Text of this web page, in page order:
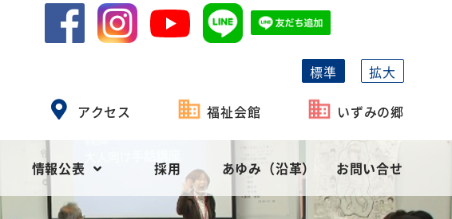
標準 拡大
アクセス 福祉会館 いずみの郷
情報公表 採用 あゆみ（沿革） お問い合せ